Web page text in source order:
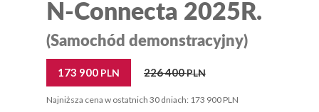
N-Connecta 2025R.
(Samochód demonstracyjny)
173 900 PLN 226 400PLN
Najniższa cena w ostatnich 30 dniach: 173 900 PLN